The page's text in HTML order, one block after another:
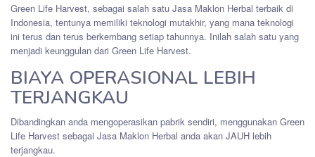
Green Life Harvest, sebagai salah satu Jasa Maklon Herbal terbaik di
Indonesia, tentunya memiliki teknologi mutakhir, yang mana teknologi
ini terus dan terus berkembang setiap tahunnya. Inilah salah satu yang
menjadi keunggulan dari Green Life Harvest.
BIAYA OPERASIONAL LEBIH
TERJANGKAU
Dibandingkan anda mengoperasikan pabrik sendiri, menggunakan Green
Life Harvest sebagai Jasa Maklon Herbal anda akan JAUH lebih
terjangkau.